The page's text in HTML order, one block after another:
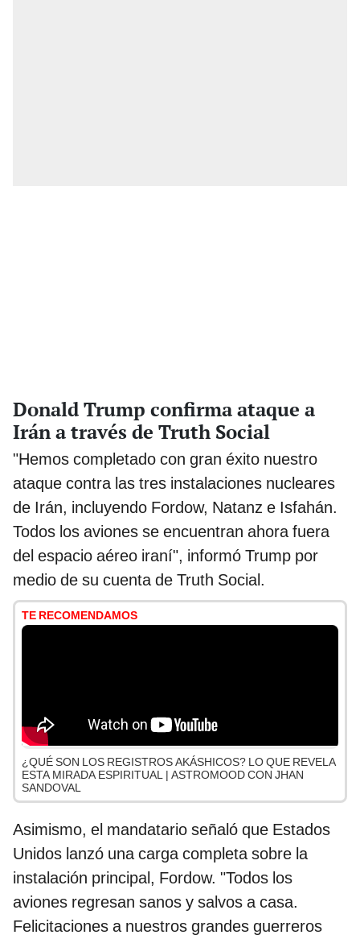
Donald Trump confirma ataque a
Irán a través de Truth Social
"Hemos completado con gran éxito nuestro
ataque contra las tres instalaciones nucleares
de Irán, incluyendo Fordow, Natanz e Isfahán.
Todos los aviones se encuentran ahora fuera
del espacio aéreo iraní", informó Trump por
medio de su cuenta de Truth Social.
TE RECOMENDAMOS
¿QUÉ SON LOS REGISTROS AKÁSHICOS? LO QUE REVELA
ESTA MIRADA ESPIRITUAL | ASTROMOOD CON JHAN
SANDOVAL
Asimismo, el mandatario señaló que Estados
Unidos lanzó una carga completa sobre la
instalación principal, Fordow. "Todos los
aviones regresan sanos y salvos a casa.
Felicitaciones a nuestros grandes guerreros